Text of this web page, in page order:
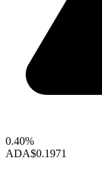
0.40%
ADA$0.1971